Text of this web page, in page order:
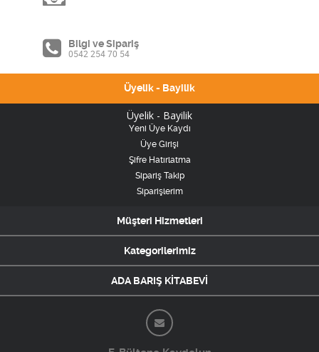
Bilgi ve Sipariş
0542 254 70 54
Üyelik - Bayilik
Üyelik - Bayilik
Yeni Üye Kaydı
Üye Girişi
Şifre Hatırlatma
Sipariş Takip
Siparişlerim
Müşteri Hizmetleri
Kategorilerimiz
ADA BARIŞ KİTABEVİ